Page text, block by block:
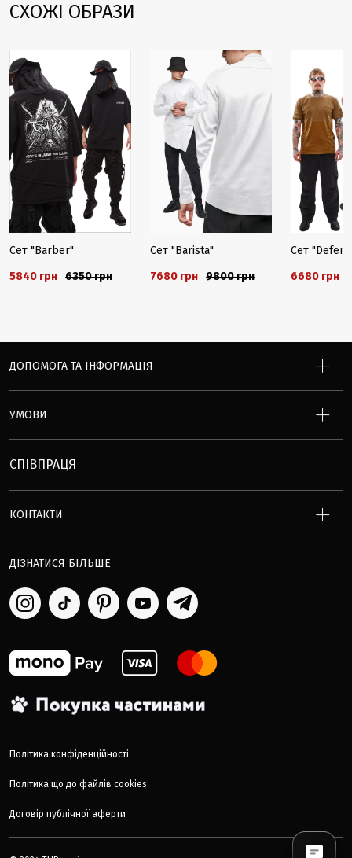
СХОЖІ ОБРАЗИ
Сет "Barber"
5840 грн 6350 грн
Сет "Barista"
7680 грн 9800 грн
Сет
6680 грн
ДОПОМОГА ТА ІНФОРМАЦІЯ
УМОВИ
СПІВПРАЦЯ
КОНТАКТИ
ДІЗНАТИСЯ БІЛЬШЕ
Політика конфіденційності
Політика що до файлів cookies
Договір публічної аферти